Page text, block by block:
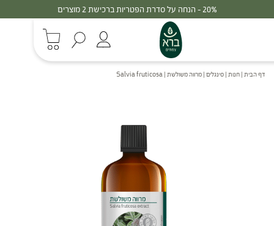
30% - הנחה על סדרת הפטריות ברכישת 3 מוצרים
דף הבית | חנות | סינגלים | מרווה משולשת | Salvia fruticosa